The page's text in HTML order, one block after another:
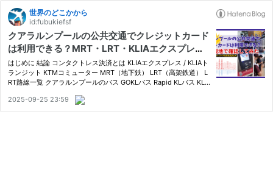
世界のどこかから
id:fubukiefsf
クアラルンプールの公共交通でクレジットカード
は利用できる？MRT・LRT・KLIAエクスプレ
ス・バス対応状況まとめ | マレーシア
はじめに 結論 コンタクトレス決済とは KLIAエクスプレス / KLIAト
ランジット KTMコミューター MRT（地下鉄） LRT（高架鉄道） L
RT路線一覧 クアラルンプールのバス GOKLバス Rapid KLバス KL
り立つなら | KLトラベルパスについて 【PR】旅行者におすすめ
の…
2025-09-25 23:59